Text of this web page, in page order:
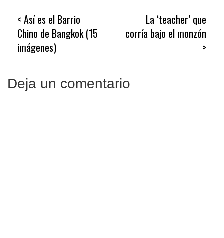
Navegación
de
entradas
Así es el Barrio
Chino de Bangkok (15
imágenes)
La ‘teacher’ que
corría bajo el monzón
Deja un comentario